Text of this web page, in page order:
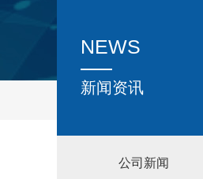
NEWS
新闻资讯
公司新闻